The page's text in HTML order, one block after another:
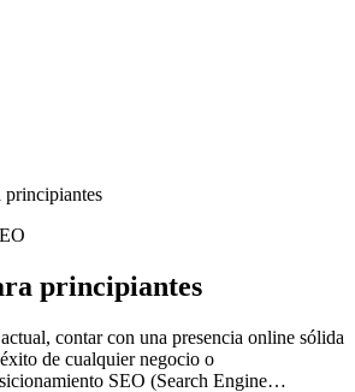
principiantes
principiantes
contar con una presencia online sólida
de cualquier negocio o
SEO (Search Engine…